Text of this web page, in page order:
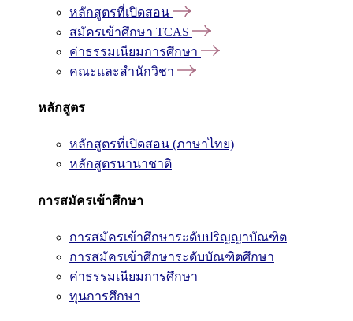
หลักสูตรที่เปิดสอน
สมัครเข้าศึกษา TCAS
ค่าธรรมเนียมการศึกษา
คณะและสำนักวิชา
หลักสูตร
หลักสูตรที่เปิดสอน (ภาษาไทย)
หลักสูตรนานาชาติ
การสมัครเข้าศึกษา
การสมัครเข้าศึกษาระดับปริญญาบัณฑิต
การสมัครเข้าศึกษาระดับบัณฑิตศึกษา
ค่าธรรมเนียมการศึกษา
ทุนการศึกษา